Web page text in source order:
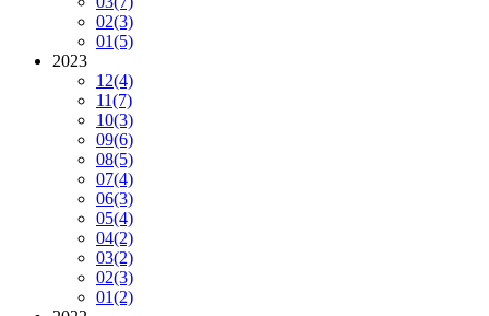
02(3)
01(5)
2023
12(4)
11(7)
10(3)
09(6)
08(5)
07(4)
06(3)
05(4)
04(2)
03(2)
02(3)
01(2)